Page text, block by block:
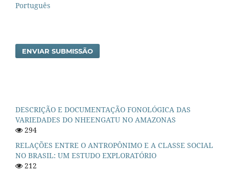
Português
ENVIAR SUBMISSÃO
DESCRIÇÃO E DOCUMENTAÇÃO FONOLÓGICA DAS
VARIEDADES DO NHEENGATU NO AMAZONAS
294
RELAÇÕES ENTRE O ANTROPÔNIMO E A CLASSE SOCIAL
NO BRASIL: UM ESTUDO EXPLORATÓRIO
212